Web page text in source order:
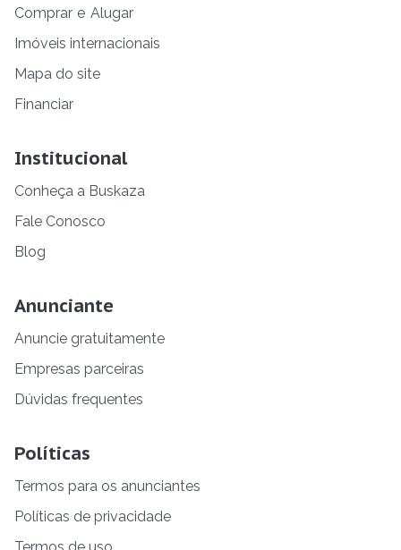
Comprar e Alugar
Imóveis internacionais
Mapa do site
Financiar
Institucional
Conheça a Buskaza
Fale Conosco
Blog
Anunciante
Anuncie gratuitamente
Empresas parceiras
Dúvidas frequentes
Políticas
Termos para os anunciantes
Políticas de privacidade